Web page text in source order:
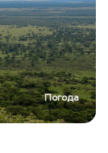
Погода